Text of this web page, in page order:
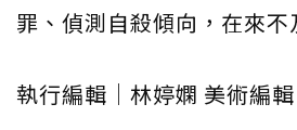
罪、偵測自殺傾向，在來不
執行編輯｜林婷嫻 美術編